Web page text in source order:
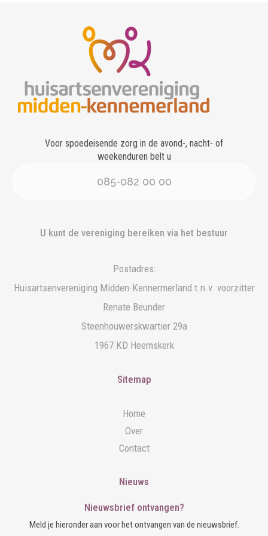
Voor spoedeisende zorg in de avond-, nacht- of
weekenduren belt u
085-082 00 00
U kunt de vereniging bereiken via het bestuur
Postadres:
Huisartsenvereniging Midden-Kennermerland t.n.v. voorzitter
Renate Beunder
Steenhouwerskwartier 29a
1967 KD Heemskerk
Sitemap
Home
Over
Contact
Nieuws
Nieuwsbrief ontvangen?
Meld je hieronder aan voor het ontvangen van de nieuwsbrief.